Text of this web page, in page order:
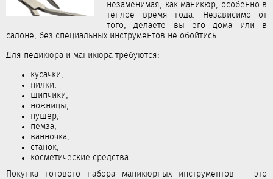
незаменимая, как маникюр, особенно в
теплое время года. Независимо от
того, делаете вы его дома или в
салоне, без специальных инструментов не обойтись.
Для педикюра и маникюра требуются:
кусачки,
пилки,
щипчики,
ножницы,
пушер,
пемза,
ванночка,
станок,
косметические средства.
Покупка готового набора маникюрных инструментов — это